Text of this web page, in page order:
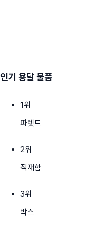
인기 용달 물품
1위
파렛트
2위
적재함
3위
박스